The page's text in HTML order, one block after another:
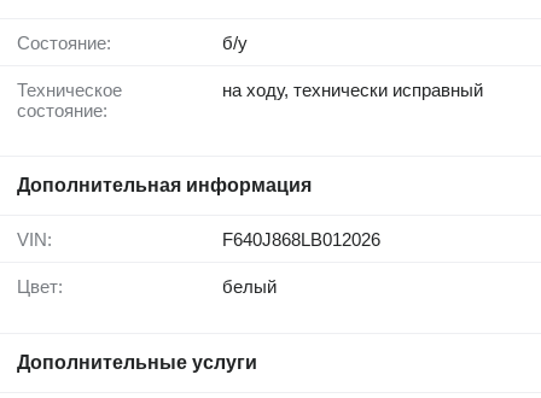
Состояние: б/у
Техническое
состояние:
на ходу, технически исправный
Дополнительная информация
VIN: F640J868LB012026
Цвет: белый
Дополнительные услуги